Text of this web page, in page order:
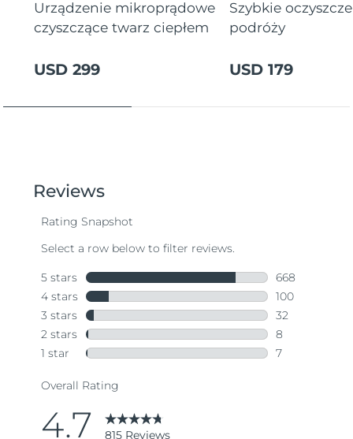
Urządzenie mikroprądowe
czyszczące twarz ciepłem
USD 299
Szybkie
podróży
USD 179